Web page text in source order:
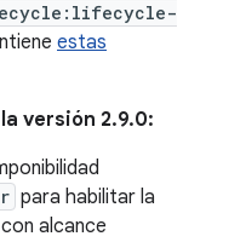
estas
versión 2.9.0:
para habilitar la
alcance